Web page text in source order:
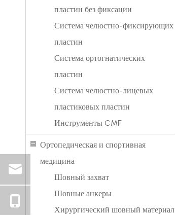
пластин без фиксации
Система челюстно-фиксирующих
пластин
Система ортогнатических
пластин
Система челюстно-лицевых
пластиковых пластин
Инструменты CMF
Ортопедическая и спортивная
медицина
Шовный захват
Шовные анкеры
Хирургический шовный материал